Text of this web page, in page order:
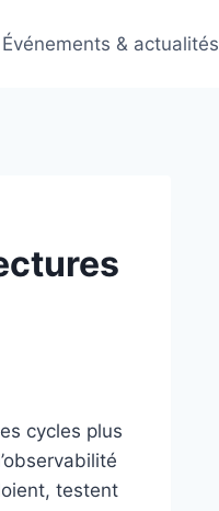
Événements & actualités
cycles plus
testent